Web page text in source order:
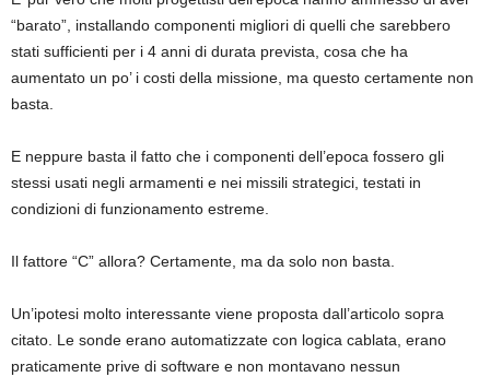
“barato”, installando componenti migliori di quelli che sarebbero
stati sufficienti per i 4 anni di durata prevista, cosa che ha
aumentato un po’ i costi della missione, ma questo certamente non
basta.
E neppure basta il fatto che i componenti dell’epoca fossero gli
stessi usati negli armamenti e nei missili strategici, testati in
condizioni di funzionamento estreme.
Il fattore “C” allora? Certamente, ma da solo non basta.
Un’ipotesi molto interessante viene proposta dall’articolo sopra
citato. Le sonde erano automatizzate con logica cablata, erano
praticamente prive di software e non montavano nessun